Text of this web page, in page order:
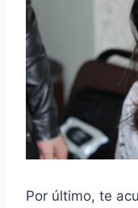
Por último, te